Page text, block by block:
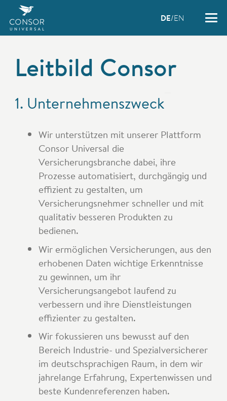
DE EN
Leitbild Consor
1. Unternehmenszweck
Wir unterstützen mit unserer Plattform
Consor Universal die
Versicherungsbranche dabei, ihre
Prozesse automatisiert, durchgängig und
effizient zu gestalten, um
Versicherungsnehmer schneller und mit
qualitativ besseren Produkten zu
bedienen.
Wir ermöglichen Versicherungen, aus den
erhobenen Daten wichtige Erkenntnisse
zu gewinnen, um ihr
Versicherungsangebot laufend zu
verbessern und ihre Dienstleistungen
effizienter zu gestalten.
Wir fokussieren uns bewusst auf den
Bereich Industrie- und Spezialversicherer
im deutschsprachigen Raum, in dem wir
jahrelange Erfahrung, Expertenwissen und
beste Kundenreferenzen haben.